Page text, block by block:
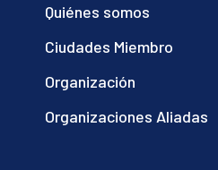
Quiénes somos
Ciudades Miembro
Organización
Organizaciones Aliadas